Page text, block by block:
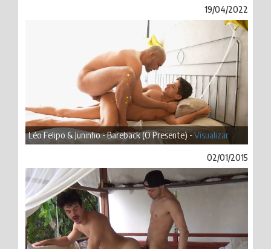
19/04/2022
Léo Felipo & Juninho - Bareback (O Presente) -Visualizar
02/01/2015